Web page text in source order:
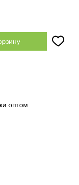
оптом